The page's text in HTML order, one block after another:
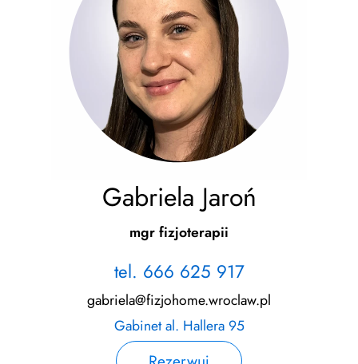
Gabriela Jaroń
mgr fizjoterapii
tel. 666 625 917
gabriela@fizjohome.wroclaw.pl
Gabinet al. Hallera 95